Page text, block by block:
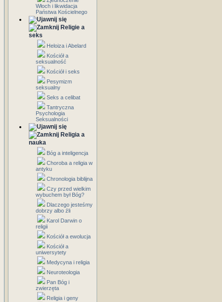
Włoch i likwidacja
Państwa Kościelnego
Religie a
seks
Heloiza i Abelard
Kościół a
seksualność
Kościół i seks
Pesymizm
seksualny
Seks a celibat
Tantryczna
Psychologia
Seksualności
Religia a
nauka
Bóg a inteligencja
Choroba a religia w
antyku
Chronologia biblijna
Czy przed wielkim
wybuchem był Bóg?
Dlaczego jesteśmy
dobrzy albo źli
Karol Darwin o
religii
Kościół a ewolucja
Kościół a
uniwersytety
Medycyna i religia
Neuroteologia
Pan Bóg i
zwierzęta
Religia i geny